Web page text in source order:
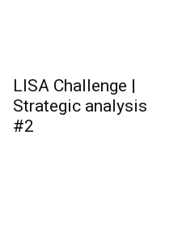
LISA Challenge |
Strategic analysis
#2